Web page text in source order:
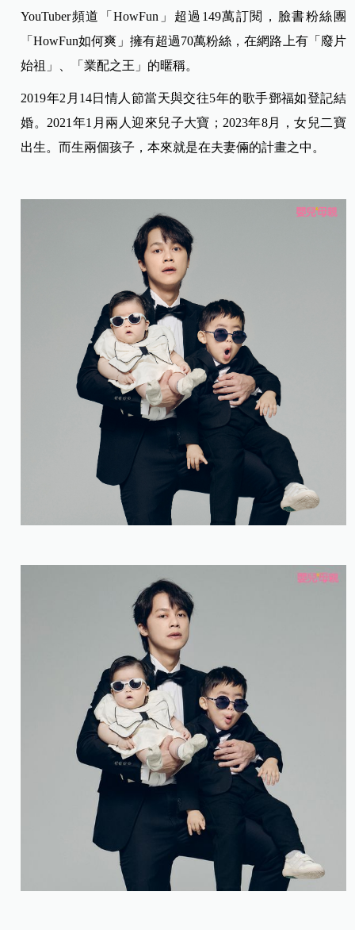
YouTuber頻道「HowFun」超過149萬訂閱，臉書粉絲團
「HowFun如何爽」擁有超過70萬粉絲，在網路上有「廢片
始祖」、「業配之王」的暱稱。
2019年2月14日情人節當天與交往5年的歌手鄧福如登記結
婚。2021年1月兩人迎來兒子大寶；2023年8月，女兒二寶
出生。而生兩個孩子，本來就是在夫妻倆的計畫之中。